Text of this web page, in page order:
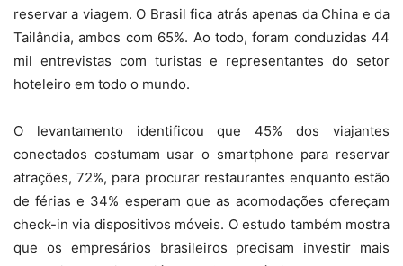
reservar a viagem. O Brasil fica atrás apenas da China e da
Tailândia, ambos com 65%. Ao todo, foram conduzidas 44
mil entrevistas com turistas e representantes do setor
hoteleiro em todo o mundo.
O levantamento identificou que 45% dos viajantes
conectados costumam usar o smartphone para reservar
atrações, 72%, para procurar restaurantes enquanto estão
de férias e 34% esperam que as acomodações ofereçam
check-in via dispositivos móveis. O estudo também mostra
que os empresários brasileiros precisam investir mais